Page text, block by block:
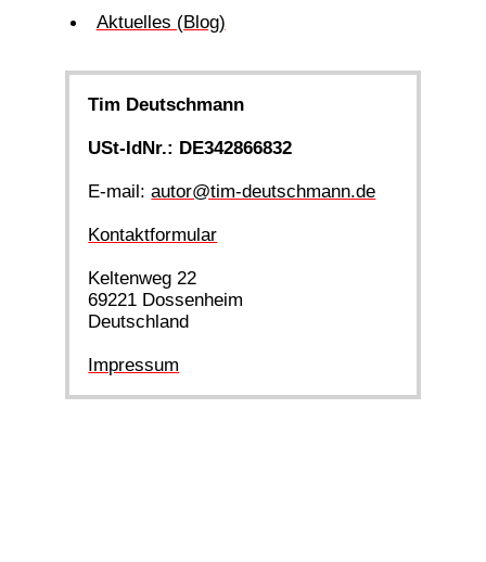
Aktuelles (Blog)
Tim Deutschmann
USt-IdNr.: DE342866832
E-mail:autor@tim-deutschmann.de
Kontaktformular
Keltenweg 22
69221 Dossenheim
Deutschland
Impressum